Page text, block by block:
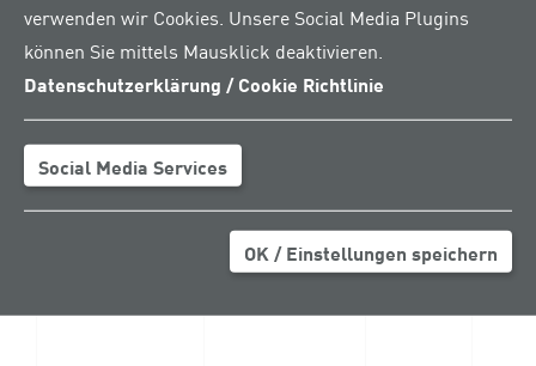
verwenden wir Cookies. Unsere Social Media Plugins
können Sie mittels Mausklick deaktivieren.
Datenschutzerklärung / Cookie Richtlinie
Social Media Services
OK / Einstellungen speichern
23.11.2021
mystaff
Dienstleistungs
GmH
10.000,00